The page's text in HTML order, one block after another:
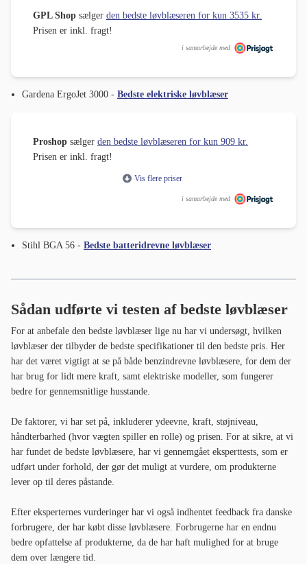
GPL Shop sælger den bedste løvblæseren for kun 3535 kr.
Prisen er inkl. fragt!
i samarbejde med
Gardena ErgoJet 3000 - Bedste elektriske løvblæser
Proshop sælger den bedste løvblæseren for kun 909 kr.
Prisen er inkl. fragt!
Vis flere priser
i samarbejde med
Stihl BGA 56 - Bedste batteridrevne løvblæser
Sådan udførte vi testen af bedste løvblæser
For at anbefale den bedste løvblæser lige nu har vi undersøgt, hvilken
løvblæser der tilbyder de bedste specifikationer til den bedste pris. Her
har det været vigtigt at se på både benzindrevne løvblæsere, for dem der
har brug for lidt mere kraft, samt elektriske modeller, som fungerer
bedre for gennemsnitlige husstande.
De faktorer, vi har set på, inkluderer ydeevne, kraft, støjniveau,
håndterbarhed (hvor vægten spiller en rolle) og prisen. For at sikre, at vi
har fundet de bedste løvblæsere, har vi gennemgået eksperttests, som er
udført under forhold, der gør det muligt at vurdere, om produkterne
lever op til deres påstande.
Efter eksperternes vurderinger har vi også indhentet feedback fra danske
forbrugere, der har købt disse løvblæsere. Forbrugerne har en endnu
bedre opfattelse af produkterne, da de har haft mulighed for at bruge
dem over længere tid.